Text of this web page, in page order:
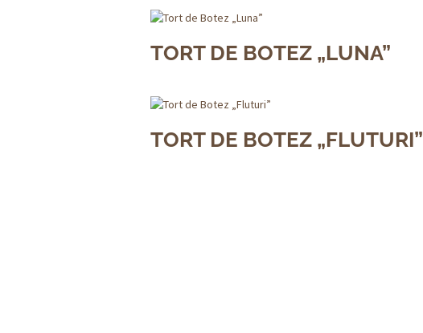
TORT DE BOTEZ „LUNA”
TORT DE BOTEZ „FLUTURI”